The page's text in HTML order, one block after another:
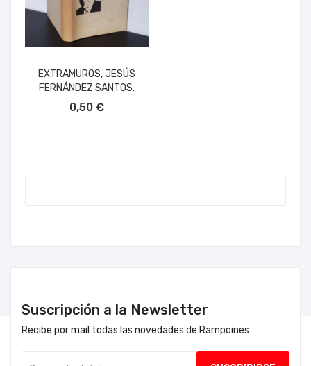
EXTRAMUROS, JESÚS
FERNÁNDEZ SANTOS.
0,50 €
Suscripción a la Newsletter
Recibe por mail todas las novedades de Rampoines